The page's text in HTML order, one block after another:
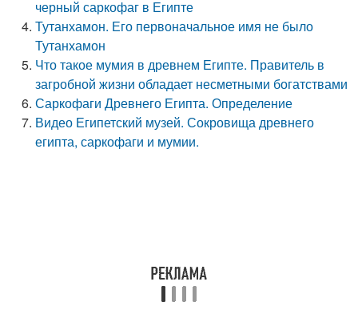
черный саркофаг в Египте
Тутанхамон. Его первоначальное имя не было
Тутанхамон
Что такое мумия в древнем Египте. Правитель в
загробной жизни обладает несметными богатствами
Саркофаги Древнего Египта. Определение
Видео Египетский музей. Сокровища древнего
египта, саркофаги и мумии.